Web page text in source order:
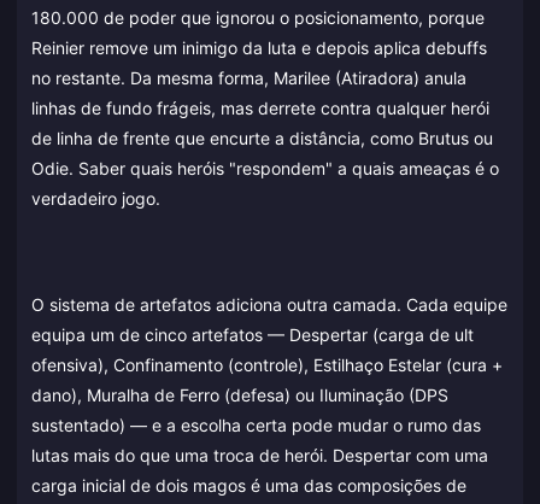
180.000 de poder que ignorou o posicionamento, porque
Reinier remove um inimigo da luta e depois aplica debuffs
no restante. Da mesma forma, Marilee (Atiradora) anula
linhas de fundo frágeis, mas derrete contra qualquer herói
de linha de frente que encurte a distância, como Brutus ou
Odie. Saber quais heróis "respondem" a quais ameaças é o
verdadeiro jogo.
O sistema de artefatos adiciona outra camada. Cada equipe
equipa um de cinco artefatos — Despertar (carga de ult
ofensiva), Confinamento (controle), Estilhaço Estelar (cura +
dano), Muralha de Ferro (defesa) ou Iluminação (DPS
sustentado) — e a escolha certa pode mudar o rumo das
lutas mais do que uma troca de herói. Despertar com uma
carga inicial de dois magos é uma das composições de